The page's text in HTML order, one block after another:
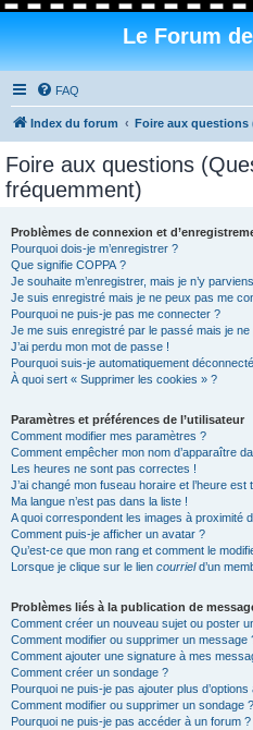
Le Forum
FAQ
Index du forum Foire aux questions
Foire aux questions
fréquemment)
Problèmes de connexion et
Pourquoi dois-je m’enregistrer ?
Que signifie COPPA ?
Je souhaite m’enregistrer, mais je n’y
Je suis enregistré mais je ne peux pas me
Pourquoi ne puis-je pas me connecter ?
Je me suis enregistré par le passé mais je
J’ai perdu mon mot de passe !
Pourquoi suis-je automatiquement
À quoi sert « Supprimer les cookies » ?
Paramètres et préférences de l’utilisateur
Comment modifier mes paramètres ?
Comment empêcher mon nom d’apparaître
Les heures ne sont pas correctes !
J’ai changé mon fuseau horaire et l’heure
Ma langue n’est pas dans la liste !
A quoi correspondent les images à proximité
Comment puis-je afficher un avatar ?
Qu’est-ce que mon rang et comment le
Lorsque je clique sur le lien courrield’un
Problèmes liés à la publication de
Comment créer un nouveau sujet ou poster
Comment modifier ou supprimer un message
Comment ajouter une signature à mes
Comment créer un sondage ?
Pourquoi ne puis-je pas ajouter plus
Comment modifier ou supprimer un sondage ?
Pourquoi ne puis-je pas accéder à un forum ?